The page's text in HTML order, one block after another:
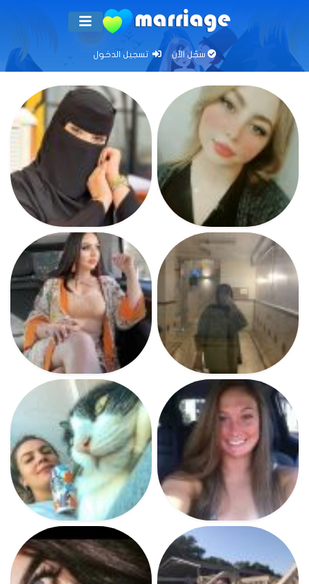
سجّل الآن تسجيل الدخول